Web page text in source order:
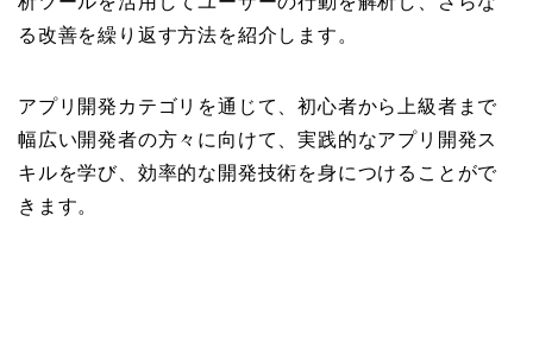
る改善を繰り返す方法を紹介します。
アプリ開発カテゴリを通じて、初心者から上級者まで
幅広い開発者の方々に向けて、実践的なアプリ開発ス
キルを学び、効率的な開発技術を身につけることがで
きます。